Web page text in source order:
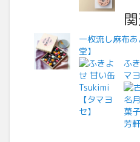
一枚流し麻布
堂】
ふ
マ